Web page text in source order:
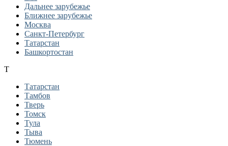
Дальнее зарубежье
Ближнее зарубежье
Москва
Санкт-Петербург
Татарстан
Башкортостан
Т
Татарстан
Тамбов
Тверь
Томск
Тула
Тыва
Тюмень